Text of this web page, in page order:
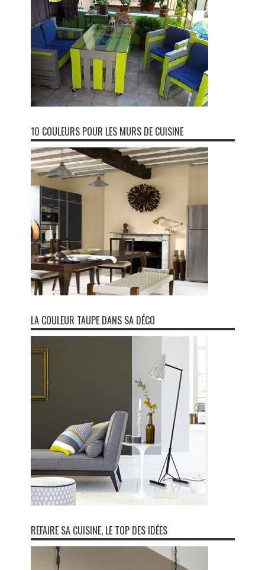
10 COULEURS POUR LES MURS DE CUISINE
LA COULEUR TAUPE DANS SA DÉCO
REFAIRE SA CUISINE, LE TOP DES IDÉES